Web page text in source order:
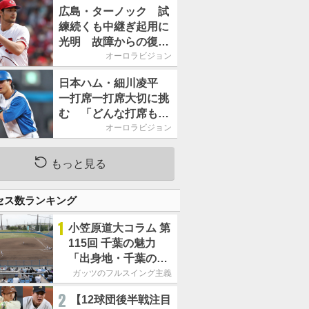
催
広島・ターノック 試
練続くも中継ぎ起用に
光明 故障からの復帰
期す／助っ人前半戦通
オーロラビジョン
日本ハム・細川凌平
一打席一打席大切に挑
む 「どんな打席も何
か意味のある打席にし
く！
オーロラビジョン
もっと見る
ス数ランキング
1 小笠原道大コラム 第
115回 千葉の魅力
「出身地・千葉の話
の続き。昔から野球
す」
ガッツのフルスイング主義
2 【12球団後半戦注目